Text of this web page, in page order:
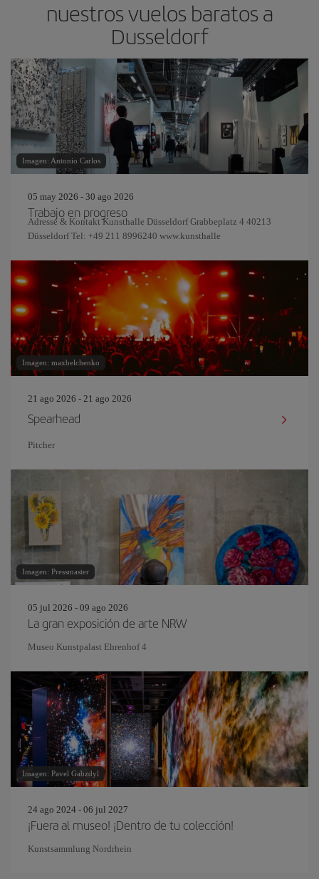
nuestros vuelos baratos a
Dusseldorf
Imagen: Antonio Carlos
05 may 2026 - 30 ago 2026
Trabajo en progreso
Adresse & Kontakt Kunsthalle Düsseldorf Grabbeplatz 4 40213
Düsseldorf Tel: +49 211 8996240 www.kunsthalle
Imagen: maxbelchenko
21 ago 2026 - 21 ago 2026
Spearhead
Pitcher
Imagen: Pressmaster
05 jul 2026 - 09 ago 2026
La gran exposición de arte NRW
Museo Kunstpalast Ehrenhof 4
Imagen: Pavel Gabzdyl
24 ago 2024 - 06 jul 2027
¡Fuera al museo! ¡Dentro de tu colección!
Kunstsammlung Nordrhein